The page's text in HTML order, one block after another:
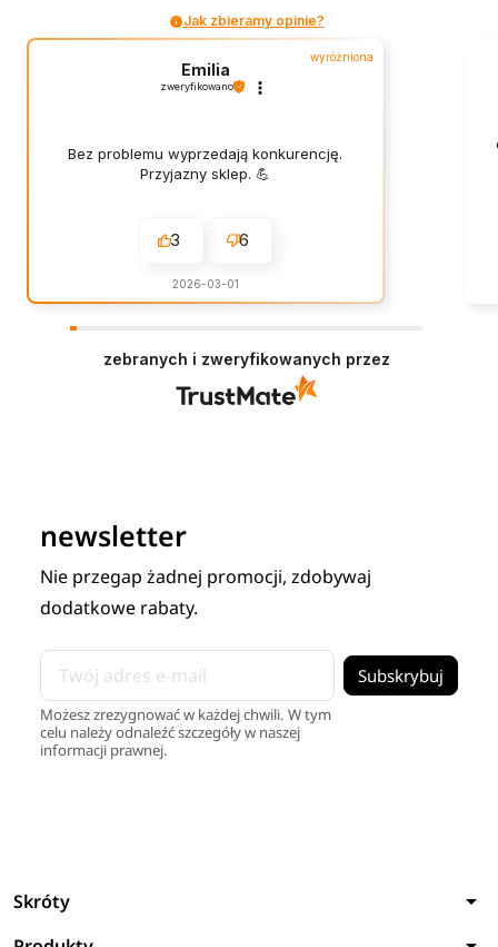
Jak zbieramy opinie?
wyróżniona
Emilia
zweryfikowano
Bez problemu wyprzedają konkurencję.
Przyjazny sklep. 💪
3 6
2026-03-01
zebranych i zweryfikowanych przez
newsletter
Nie przegap żadnej promocji, zdobywaj
dodatkowe rabaty.
Możesz zrezygnować w każdej chwili. W tym
celu należy odnaleźć szczegóły w naszej
informacji prawnej.
Skróty arrow_drop_down